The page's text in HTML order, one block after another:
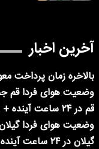
پرداخت معوقات